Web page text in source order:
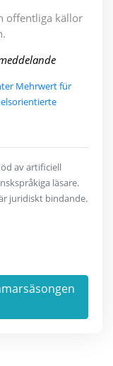
offentliga källor
Mehrwert für
av artificiell
läsare.
juridiskt bindande.